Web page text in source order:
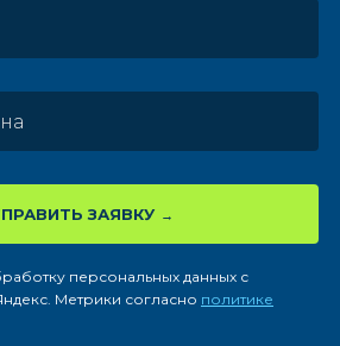
ЗАЯВКУ
персональных данных с
Метрики согласно политике